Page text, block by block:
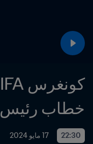
خطاب رئيس FIFA
22:30 17 مايو 2024